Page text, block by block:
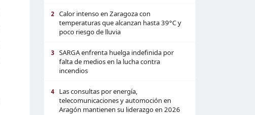
2
Calor intenso en Zaragoza con
temperaturas que alcanzan hasta 39°C y
poco riesgo de lluvia
3
SARGA enfrenta huelga indefinida por
falta de medios en la lucha contra
incendios
4
Las consultas por energía,
telecomunicaciones y automoción en
Aragón mantienen su liderazgo en 2026